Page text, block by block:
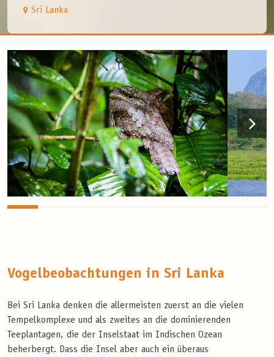
Sri Lanka
Vogelbeobachtungen in Sri Lanka
Bei Sri Lanka denken die allermeisten zuerst an die vielen
Tempelkomplexe und als zweites an die dominierenden
Teeplantagen, die der Inselstaat im Indischen Ozean
beherbergt. Dass die Insel aber auch ein überaus